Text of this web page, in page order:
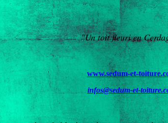
"Un toit fleuri en
www.sedum-et-
infos@sedum-et-